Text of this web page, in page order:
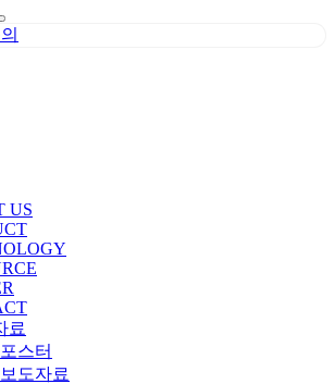
US
료
스터
도자료